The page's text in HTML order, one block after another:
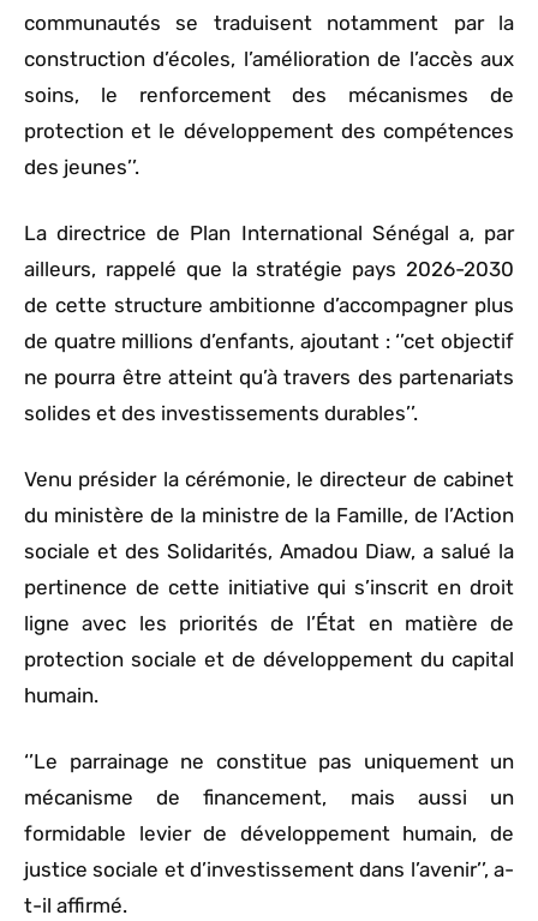
communautés se traduisent notamment par la
construction d’écoles, l’amélioration de l’accès aux
soins, le renforcement des mécanismes de
protection et le développement des compétences
des jeunes’’.
La directrice de Plan International Sénégal a, par
ailleurs, rappelé que la stratégie pays 2026-2030
de cette structure ambitionne d’accompagner plus
de quatre millions d’enfants, ajoutant : ‘’cet objectif
ne pourra être atteint qu’à travers des partenariats
solides et des investissements durables’’.
Venu présider la cérémonie, le directeur de cabinet
du ministère de la ministre de la Famille, de l’Action
sociale et des Solidarités, Amadou Diaw, a salué la
pertinence de cette initiative qui s’inscrit en droit
ligne avec les priorités de l’État en matière de
protection sociale et de développement du capital
humain.
‘’Le parrainage ne constitue pas uniquement un
mécanisme de financement, mais aussi un
formidable levier de développement humain, de
justice sociale et d’investissement dans l’avenir’’, a-
t-il affirmé.